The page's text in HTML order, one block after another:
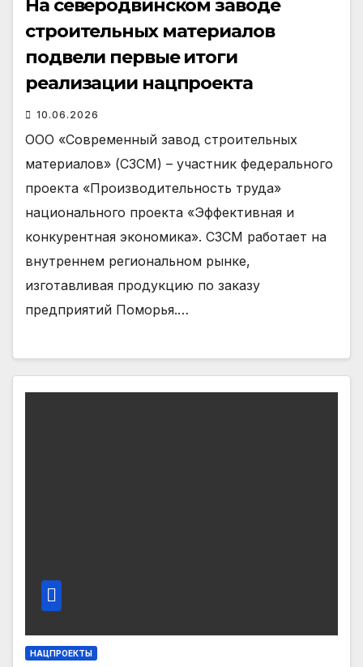
На северодвинском заводе
строительных материалов
подвели первые итоги
реализации нацпроекта
10.06.2026
ООО «Современный завод строительных
материалов» (СЗСМ) – участник федерального
проекта «Производительность труда»
национального проекта «Эффективная и
конкурентная экономика». СЗСМ работает на
внутреннем региональном рынке,
изготавливая продукцию по заказу
предприятий Поморья.…
НАЦПРОЕКТЫ